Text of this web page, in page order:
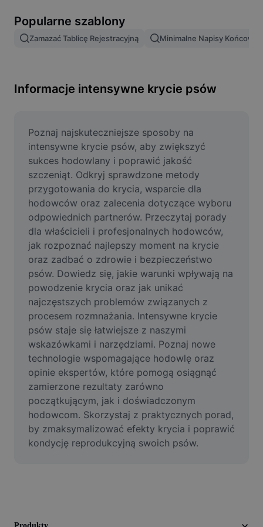
Scalanie obrazów
Zmień rozmiar obrazu
Generator memów
AI Text Remover
AI People Remover
AI Inpainting
Face Cutout
Film
Usuń tło filmu
Ulepsz jakość
Edytor filmów
Przycinaj filmy
Dodaj napisy do filmu
Konwerter filmów
Popularne szablony
Zamazać Tablicę Rejestracyjną Minimalne Napisy Końcowe
Informacje intensywne krycie psów
Poznaj najskuteczniejsze sposoby na
intensywne krycie psów, aby zwiększyć
sukces hodowlany i poprawić jakość
szczeniąt. Odkryj sprawdzone metody
przygotowania do krycia, wsparcie dla
hodowców oraz zalecenia dotyczące wyboru
odpowiednich partnerów. Przeczytaj porady
dla właścicieli i profesjonalnych hodowców,
jak rozpoznać najlepszy moment na krycie
oraz zadbać o zdrowie i bezpieczeństwo
psów. Dowiedz się, jakie warunki wpływają na
powodzenie krycia oraz jak unikać
najczęstszych problemów związanych z
procesem rozmnażania. Intensywne krycie
psów staje się łatwiejsze z naszymi
wskazówkami i narzędziami. Poznaj nowe
technologie wspomagające hodowlę oraz
opinie ekspertów, które pomogą osiągnąć
zamierzone rezultaty zarówno
początkującym, jak i doświadczonym
hodowcom. Skorzystaj z praktycznych porad,
by zmaksymalizować efekty krycia i poprawić
kondycję reprodukcyjną swoich psów.